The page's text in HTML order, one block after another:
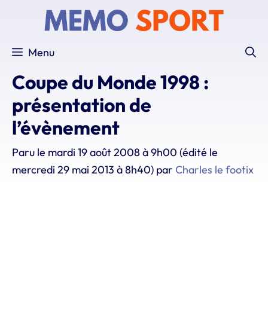
Menu
Coupe du Monde 1998 :
présentation de
l’évènement
Paru le mardi 19 août 2008 à 9h00 (édité le
mercredi 29 mai 2013 à 8h40) par Charles le footix